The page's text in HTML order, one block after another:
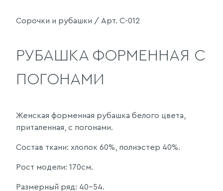
Сорочки и рубашки / Арт. С-012
РУБАШКА ФОРМЕННАЯ С
ПОГОНАМИ
Женская форменная рубашка белого цвета,
приталенная, с погонами.
Состав ткани: хлопок 60%, полиэстер 40%.
Рост модели: 170см.
Размерный ряд: 40-54.